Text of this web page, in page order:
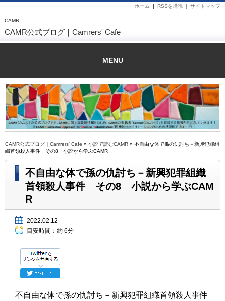
CAMR
サイトマップ
RSSを購読 |
ホーム |
CAMR公式ブログ｜Camrers' Cafe
MENU
CAMR公式ブログ｜Camrers' Cafe » 小説で読むCAMR » 不自由な体で孫の仇討ち－新興犯罪組
織首領殺人事件 その8 小説から学ぶCAMR
不自由な体で孫の仇討ち－新興犯罪組織
首領殺人事件 その8 小説から学ぶCAM
R
2022.02.12
目安時間： 約 6分
不自由な体で孫の仇討ち－新興犯罪組織首領殺人事件